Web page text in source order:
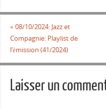
« 08/10/2024: Jazz et
Compagnie: Playlist de
l’émission (41/2024)
Laisser un